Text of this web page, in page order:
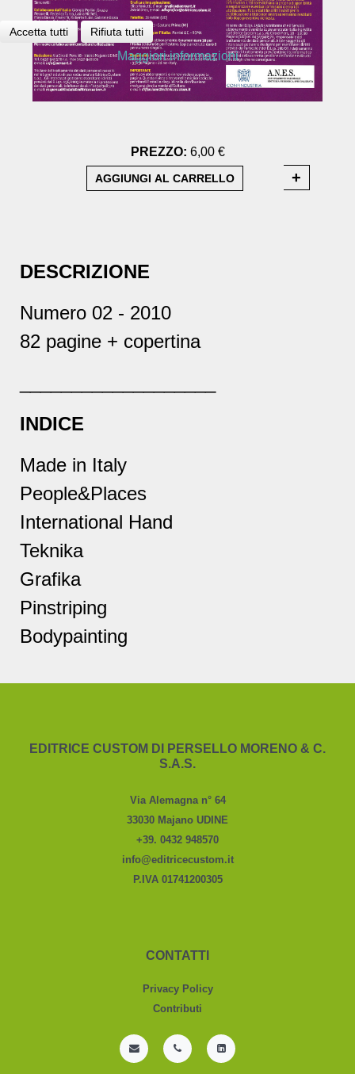
PREZZO: 6,00 €
DESCRIZIONE
Numero 02 - 2010
82 pagine + copertina
INDICE
Made in Italy
People&Places
International Hand
Teknika
Grafika
Pinstriping
Bodypainting
EDITRICE CUSTOM DI PERSELLO MORENO & C.
S.A.S.
Via Alemagna n° 64
33030 Majano UDINE
+39. 0432 948570
info@editricecustom.it
P.IVA 01741200305
CONTATTI
Privacy Policy
Contributi
Accetta tutti Rifiuta tutti
Maggiori informazioni